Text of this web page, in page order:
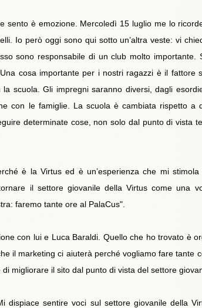
sento è emozione. Mercoledì 15 luglio me lo
Io però oggi sono qui sotto un’altra veste: vi
sono responsabile di un club molto importante.
cosa importante per i nostri ragazzi è il fattore
scuola. Gli impregni saranno diversi, dagli
con le famiglie. La scuola è cambiata rispetto a
determinate cose, non solo dal punto di vista
è la Virtus ed è un’esperienza che mi
il settore giovanile della Virtus come una
faremo tante ore al PalaCus".
con lui e Luca Baraldi. Quello che ho trovato è
il marketing ci aiuterà perché vogliamo fare tante
migliorare il sito dal punto di vista del settore
sentire voci sul settore giovanile della